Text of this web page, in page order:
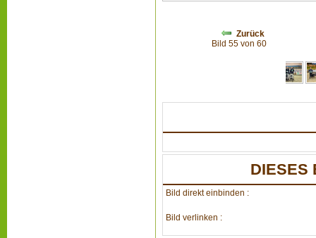
Zurück
Bild 55 von 60
DIESES
Bild direkt einbinden :
Bild verlinken :